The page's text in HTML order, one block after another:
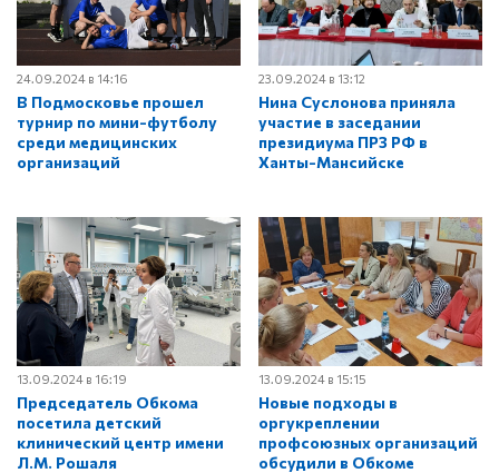
24.09.2024 в 14:16
В Подмосковье прошел
турнир по мини-футболу
среди медицинских
организаций
23.09.2024 в 13:12
Нина Суслонова приняла
участие в заседании
президиума ПРЗ РФ в
Ханты-Мансийске
13.09.2024 в 16:19
Председатель Обкома
посетила детский
клинический центр имени
Л.М. Рошаля
13.09.2024 в 15:15
Новые подходы в
оргукреплении
профсоюзных организаций
обсудили в Обкоме